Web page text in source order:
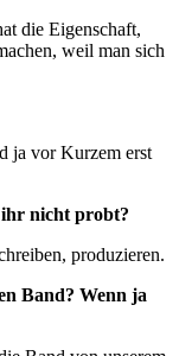
die Eigenschaft,
weil man sich
ja vor Kurzem erst
nicht probt?
produzieren.
Band? Wenn ja